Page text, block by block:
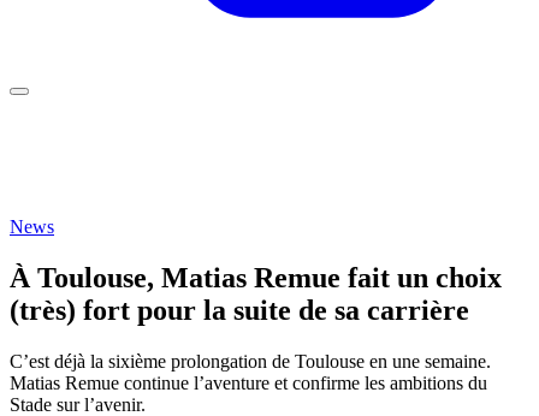
News
À Toulouse, Matias Remue fait un choix
(très) fort pour la suite de sa carrière
C’est déjà la sixième prolongation de Toulouse en une semaine.
Matias Remue continue l’aventure et confirme les ambitions du
Stade sur l’avenir.